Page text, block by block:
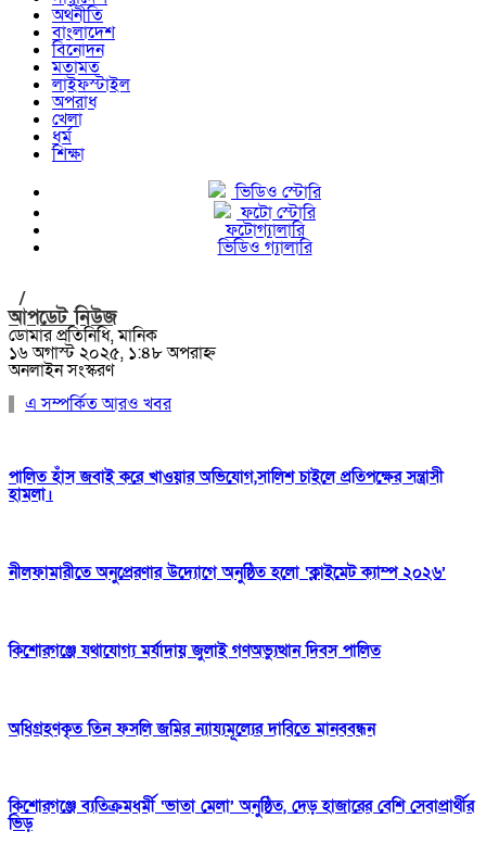
অর্থনীতি
বাংলাদেশ
বিনোদন
মতামত
লাইফস্টাইল
অপরাধ
খেলা
ধর্ম
শিক্ষা
ভিডিও স্টোরি
ফটো স্টোরি
ফটোগ্যালারি
ভিডিও গ্যালারি
/
আপডেট নিউজ
ডোমার প্রতিনিধি, মানিক
১৬ অগাস্ট ২০২৫, ১:৪৮ অপরাহ্ন
অনলাইন সংস্করণ
এ সম্পর্কিত আরও খবর
পালিত হাঁস জবাই করে খাওয়ার অভিযোগ,সালিশ চাইলে প্রতিপক্ষের সন্ত্রাসী
হামলা।
নীলফামারীতে অনুপ্রেরণার উদ্যোগে অনুষ্ঠিত হলো ‘ক্লাইমেট ক্যাম্প ২০২৬’
কিশোরগঞ্জে যথাযোগ্য মর্যাদায় জুলাই গণঅভ্যুত্থান দিবস পালিত
অধিগ্রহণকৃত তিন ফসলি জমির ন্যায্যমূল্যের দাবিতে মানববন্ধন
কিশোরগঞ্জে ব্যতিক্রমধর্মী ‘ভাতা মেলা’ অনুষ্ঠিত, দেড় হাজারের বেশি সেবাপ্রার্থীর
ভিড়